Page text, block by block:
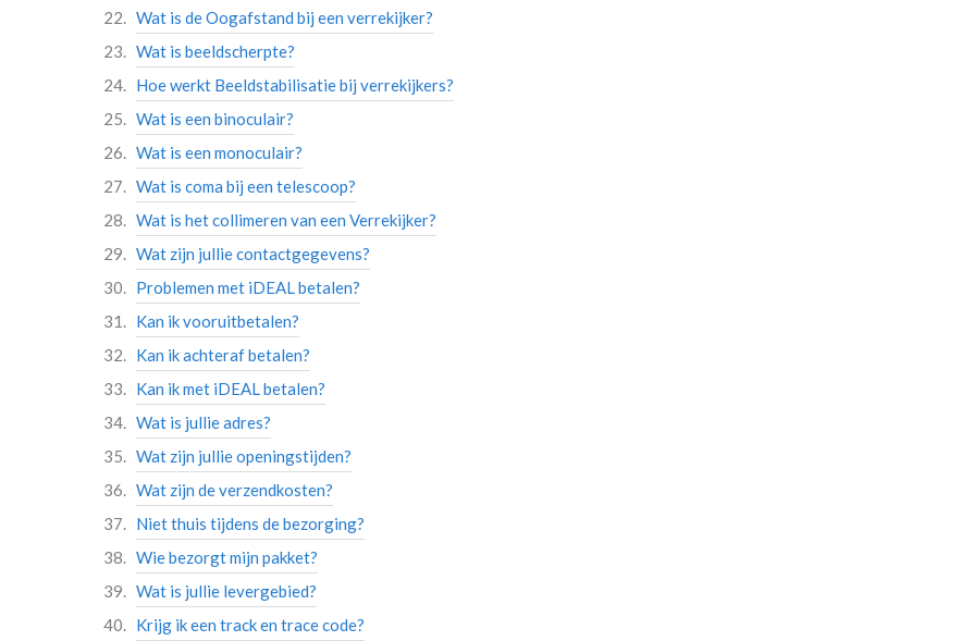
Wat is de Oogafstand bij een verrekijker?
Wat is beeldscherpte?
Hoe werkt Beeldstabilisatie bij verrekijkers?
Wat is een binoculair?
Wat is een monoculair?
Wat is coma bij een telescoop?
Wat is het collimeren van een Verrekijker?
Wat zijn jullie contactgegevens?
Problemen met iDEAL betalen?
Kan ik vooruitbetalen?
Kan ik achteraf betalen?
Kan ik met iDEAL betalen?
Wat is jullie adres?
Wat zijn jullie openingstijden?
Wat zijn de verzendkosten?
Niet thuis tijdens de bezorging?
Wie bezorgt mijn pakket?
Wat is jullie levergebied?
Krijg ik een track en trace code?